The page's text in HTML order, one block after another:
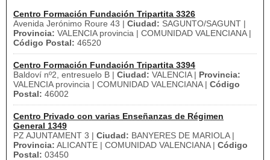
Centro Formación Fundación Tripartita 3326
Avenida Jerónimo Roure 43 | Ciudad: SAGUNTO/SAGUNT |
Provincia: VALENCIA provincia | COMUNIDAD VALENCIANA |
Código Postal: 46520
Centro Formación Fundación Tripartita 3394
Baldoví nº2, entresuelo B | Ciudad: VALENCIA | Provincia:
VALENCIA provincia | COMUNIDAD VALENCIANA | Código
Postal: 46002
Centro Privado con varias Enseñanzas de Régimen
General 1349
PZ AJUNTAMENT 3 | Ciudad: BANYERES DE MARIOLA |
Provincia: ALICANTE | COMUNIDAD VALENCIANA | Código
Postal: 03450